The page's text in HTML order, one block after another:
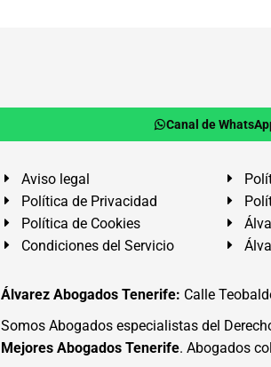
Canal de
Aviso legal
Política de Privacidad
Política de Cookies
Condiciones del Servicio
Álvarez Abogados Tenerife: Calle
Somos Abogados especialistas del
Mejores Abogados Tenerife. Abogados